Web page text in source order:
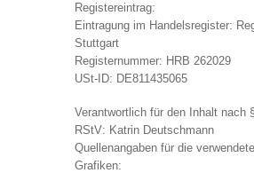
Registereintrag:
Eintragung im Handelsregister:
Stuttgart
Registernummer: HRB 262029
USt-ID: DE811435065
Verantwortlich für den Inhalt nach
RStV: Katrin Deutschmann
Quellenangaben für die
Grafiken: